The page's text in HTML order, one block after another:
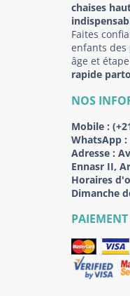
chaises
Faites
enfants des
âge et
rapide
NOS
Mobile :
WhatsApp :
Adresse :
Ennasr II,
Horaires
Dimanche